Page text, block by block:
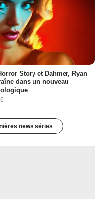
Story et Dahmer, Ryan
dans un nouveau
news séries